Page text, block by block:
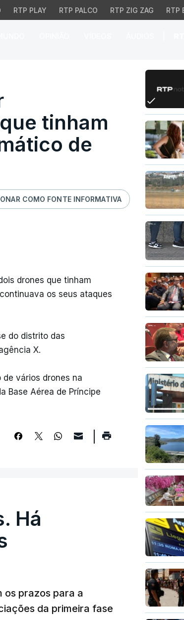
RTP PLAY RTP PALCO RTP ZIG ZAG RTP
dois
tinham
de
COMO FONTE INFORMATIVA
drones que tinham
os seus ataques
do distrito das
X.
vários drones na
Base Aérea de Príncipe
Há
os prazos para a
da primeira fase